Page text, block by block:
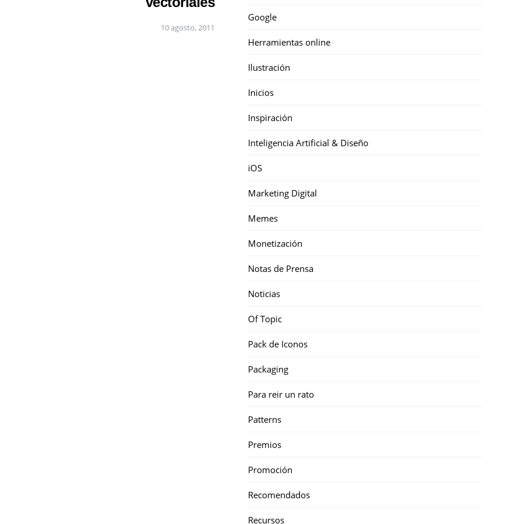
10 agosto, 2011
Google
Herramientas online
Ilustración
Inicios
Inspiración
Inteligencia Artificial & Diseño
iOS
Marketing Digital
Memes
Monetización
Notas de Prensa
Noticias
Of Topic
Pack de Iconos
Packaging
Para reir un rato
Patterns
Premios
Promoción
Recomendados
Recursos